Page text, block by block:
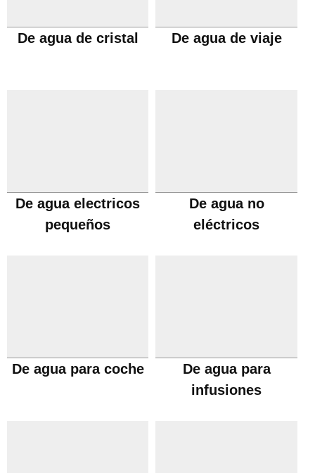
De agua de cristal De agua de viaje
De agua electricos
pequeños
De agua no
eléctricos
De agua para coche
De agua para
infusiones